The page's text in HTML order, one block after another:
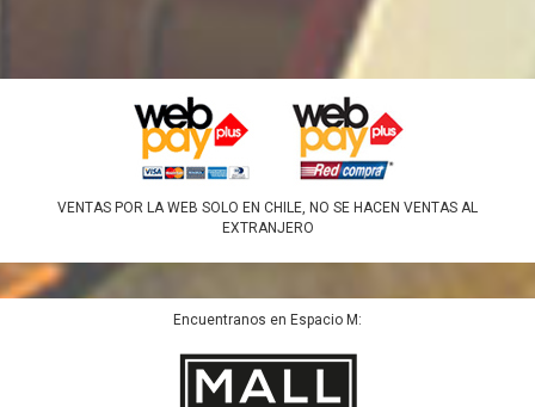
VENTAS POR LA WEB SOLO EN CHILE, NO SE HACEN VENTAS AL
EXTRANJERO
Encuentranos en Espacio M: